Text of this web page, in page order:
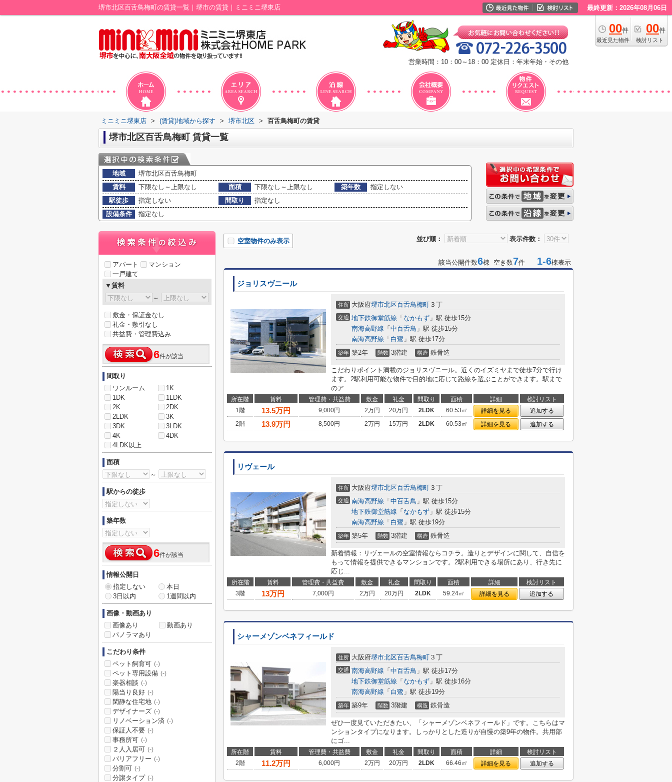
堺市北区百舌鳥梅町の賃貸一覧｜堺市の賃貸｜ミニミニ堺東店 最終更新：2026年08月06日
00件
最近見た物件
00件
検討リスト
営業時間：10：00～18：00 定休日：年末年始・その他
ミニミニ堺東店 > (賃貸)地域から探す > 堺市北区 > 百舌鳥梅町の賃貸
堺市北区百舌鳥梅町 賃貸一覧
地域
堺市北区百舌鳥梅町
賃料
下限なし～上限なし 面積 下限なし～上限なし 築年数
指定しない
駅徒歩
指定しない 間取り
指定なし
設備条件
指定なし
並び順： 表示件数：
空室物件のみ表示
該当公開件数6棟 空き数7件 1-6棟表示
ジョリスヴニール
住所 大阪府堺市北区百舌鳥梅町 ３丁
交通 地下鉄御堂筋線 「 なかもず 」駅 徒歩15分
南海高野線 「 中百舌鳥 」駅 徒歩15分
南海高野線 「 白鷺 」駅 徒歩17分
築年 築2年 階数 3階建 構造 鉄骨造
こだわりポイント満載のジョリスヴニール。近くのイズミヤまで徒歩7分で行け
ます。2駅利用可能な物件で目的地に応じて路線を選ぶことができます。駅まで
のア...
所在階 賃料 管理費・共益費 敷金 礼金 間取り 面積 詳細
検討リスト
1階
13.5万円 9,000円 2万円 20万円 2LDK 60.53㎡ 詳細を見る
追加する
2階
13.9万円 8,500円 2万円 15万円 2LDK 60.53㎡ 詳細を見る 追加する
リヴェール
住所 大阪府堺市北区百舌鳥梅町 ３丁
交通 南海高野線 「 中百舌鳥 」駅 徒歩15分
地下鉄御堂筋線 「 なかもず 」駅 徒歩15分
南海高野線 「 白鷺 」駅 徒歩19分
築年 築5年 階数 3階建 構造 鉄骨造
新着情報：リヴェールの空室情報ならコチラ。造りとデザインに関して、自信を
もって情報を提供できるマンションです。2駅利用できる場所にあり、行き先に
応じ...
所在階 賃料 管理費・共益費 敷金 礼金 間取り 面積 詳細
検討リスト
3階
13万円 7,000円 2万円 20万円 2LDK 59.24㎡ 詳細を見る 追加する
シャーメゾンベネフィールド
住所 大阪府堺市北区百舌鳥梅町 ３丁
交通 南海高野線 「 中百舌鳥 」駅 徒歩17分
地下鉄御堂筋線 「 なかもず 」駅 徒歩16分
南海高野線 「 白鷺 」駅 徒歩19分
築年 築9年 階数 3階建 構造 鉄骨造
ぜひ一度見ていただきたい、「シャーメゾンベネフィールド」です。こちらはマ
ンションタイプになります。しっかりとした造りが自慢の築9年の物件。共用部
にゴ...
所在階 賃料 管理費・共益費 敷金 礼金 間取り 面積 詳細
検討リスト
2階
11.2万円 6,000円 2万円 20万円 2LDK 66.46㎡ 詳細を見る 追加する
アパート
マンション
一戸建て
▼賃料
～
敷金・保証金なし
礼金・敷引なし
共益費・管理費込み
6件が該当
間取り
ワンルーム
1K
1DK
1LDK
2K
2DK
2LDK
3K
3DK
3LDK
4K
4DK
4LDK以上
面積
～
駅からの徒歩
築年数
6件が該当
情報公開日
指定しない
本日
3日以内
1週間以内
画像・動画あり
画像あり
動画あり
パノラマあり
こだわり条件
ペット飼育可 (-)
ペット専用設備 (-)
楽器相談 (-)
陽当り良好 (-)
閑静な住宅地 (-)
デザイナーズ (-)
リノベーション済 (-)
保証人不要 (-)
事務所可 (-)
２人入居可 (-)
バリアフリー (-)
分割可 (-)
分譲タイプ (-)